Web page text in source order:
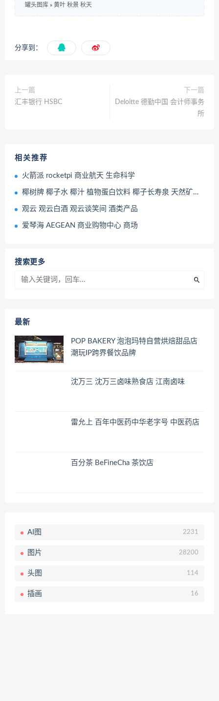
罐头图库 » 黄叶 秋景 秋天
分享到：
上一篇
汇丰银行 HSBC
下一篇
Deloitte 德勤中国 会计师事务
所
相关推荐
火箭派 rocketpi 商业航天 生命科学
椰树牌 椰子水 椰汁 植物蛋白饮料 椰子长寿泉 天然矿泉水 饮品 饮料
观云 观云白酒 观云谈笑间 酒类产品
爱琴海 AEGEAN 商业购物中心 商场
搜索更多
最新
POP BAKERY 泡泡玛特自营烘焙甜品店
潮玩IP跨界餐饮品牌
沈万三 沈万三卤味熟食店 江南卤味
雷允上 百年中医药中华老字号 中医药店
百分茶 BeFineCha 茶饮店
AI图 2231
图片 28200
头图 114
插画 16